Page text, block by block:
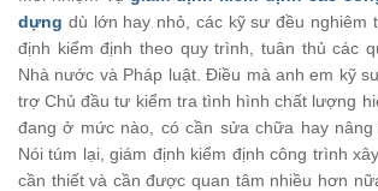
dựng dù lớn hay nhỏ, các kỹ sư đều nghiêm
định kiểm định theo quy trình, tuân thủ các
Nhà nước và Pháp luật. Điều mà anh em kỹ
trợ Chủ đầu tư kiểm tra tình hình chất lượng
đang ở mức nào, có cần sửa chữa hay nâng
Nói túm lại, giám định kiểm định công trình
cần thiết và cần được quan tâm nhiều hơn